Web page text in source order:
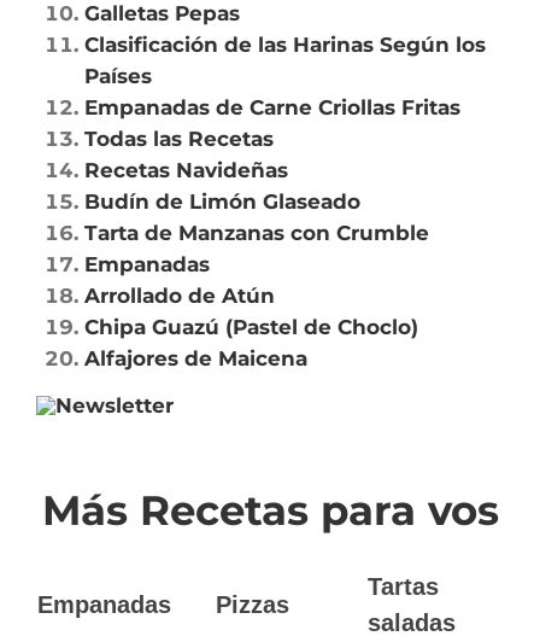
Galletas Pepas
Clasificación de las Harinas Según los
Países
Empanadas de Carne Criollas Fritas
Todas las Recetas
Recetas Navideñas
Budín de Limón Glaseado
Tarta de Manzanas con Crumble
Empanadas
Arrollado de Atún
Chipa Guazú (Pastel de Choclo)
Alfajores de Maicena
Más Recetas para vos
Empanadas Pizzas
Tartas
saladas